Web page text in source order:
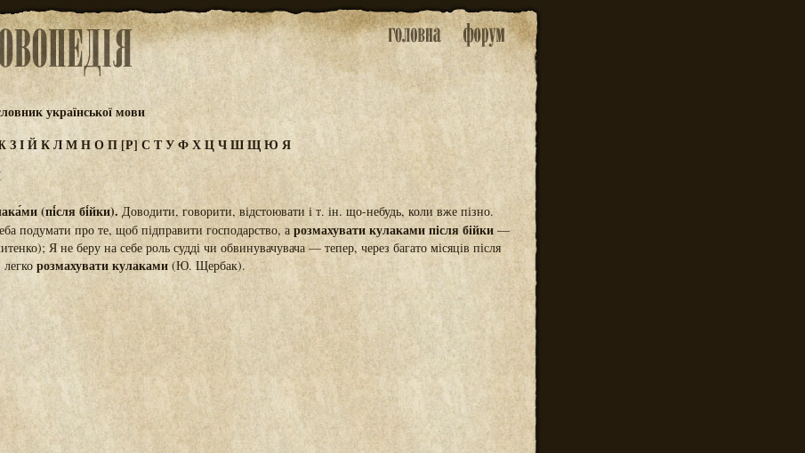
української мови
ЗІЙКЛМНОП[Р] С ТУФХЦЧШЩЮ Я
(пі́сля бі́йки). Доводити, говорити, відстоювати і т. ін. що-небудь, коли вже пізно.
подумати про те, щоб підправити господарство, а розмахувати кулаками після бійки —
Я не беру на себе роль судді чи обвинувачувача — тепер, через багато місяців після
розмахувати кулаками(Ю. Щербак).